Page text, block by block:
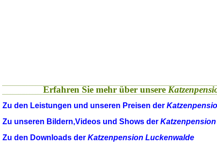
Erfahren Sie mehr über unsere
Zu den Leistungen und unseren Preisen der
Zu unseren Bildern,Videos und Shows der
Zu den Downloads der Katzenpension Luckenwalde